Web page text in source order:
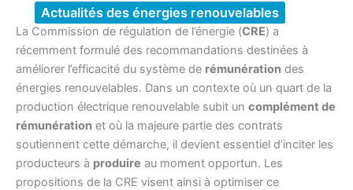
Actualités des énergies renouvelables
La Commission de régulation de l’énergie (CRE) a
récemment formulé des recommandations destinées à
améliorer l’efficacité du système de rémunération des
énergies renouvelables. Dans un contexte où un quart de la
production électrique renouvelable subit un complément de
rémunération et où la majeure partie des contrats
soutiennent cette démarche, il devient essentiel d’inciter les
producteurs à produire au moment opportun. Les
propositions de la CRE visent ainsi à optimiser ce